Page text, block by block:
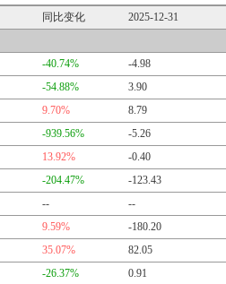
同比变化 2025-12-31
-40.74% -4.98
-54.88% 3.90
9.70% 8.79
-939.56% -5.26
13.92% -0.40
-204.47% -123.43
-- --
9.59% -180.20
35.07% 82.05
-26.37% 0.91